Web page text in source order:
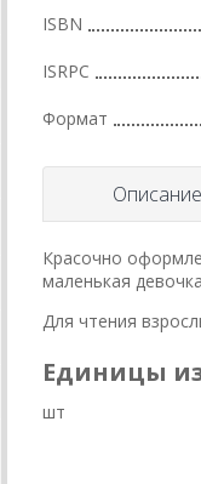
ISBN
ISRPC
Формат
Описание
Красочно
маленькая
Для чтения
Единицы
шт